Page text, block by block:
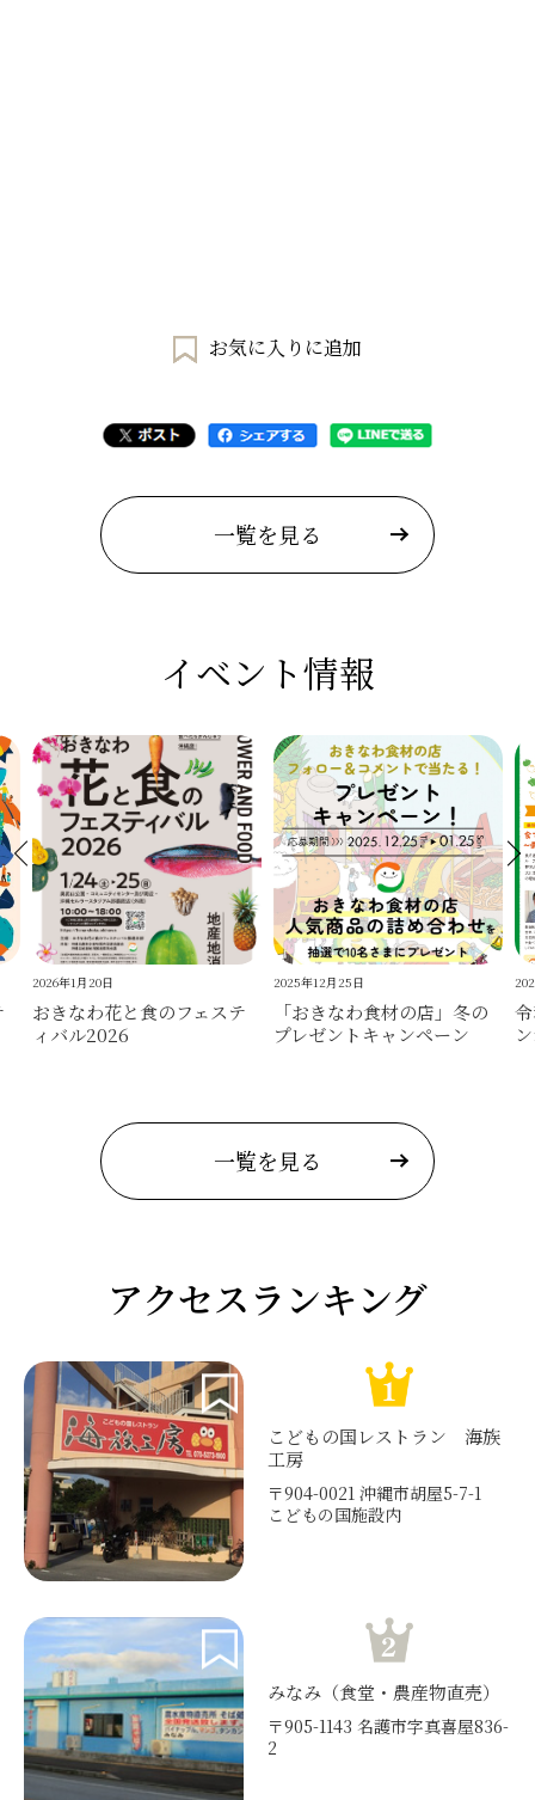
お気に入りに追加
一覧を見る
イベント情報
2026年1月20日
おきなわ花と食のフェステ
ィバル2026
2025年12月25日
「おきなわ食材の店」冬の
プレゼントキャンペーン
一覧を見る
アクセスランキング
こどもの国レストラン 海族
工房
〒904-0021 沖縄市胡屋5-7-1
こどもの国施設内
みなみ（食堂・農産物直売）
〒905-1143 名護市字真喜屋836-
2